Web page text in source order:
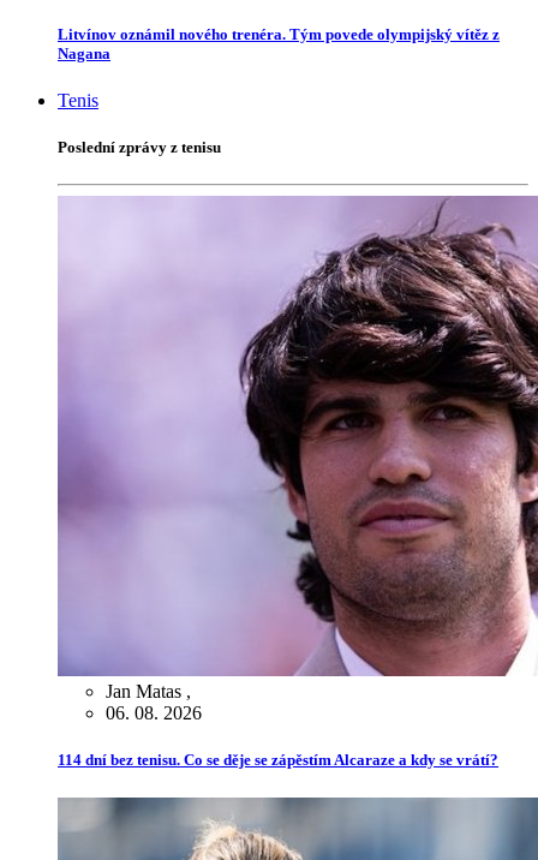
Litvínov oznámil nového trenéra. Tým povede olympijský vítěz z
Nagana
Tenis
Poslední zprávy z tenisu
Jan Matas ,
06. 08. 2026
114 dní bez tenisu. Co se děje se zápěstím Alcaraze a kdy se vrátí?